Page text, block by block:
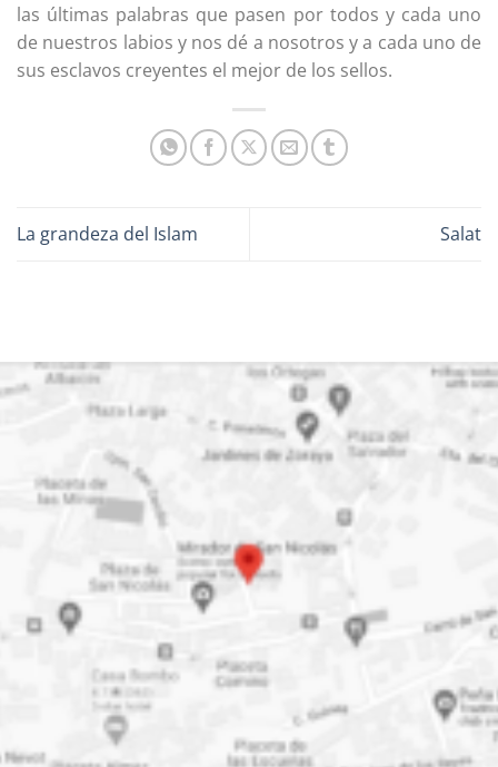
las últimas palabras que pasen por todos y cada uno
de nuestros labios y nos dé a nosotros y a cada uno de
sus esclavos creyentes el mejor de los sellos.
La grandeza del Islam Salat